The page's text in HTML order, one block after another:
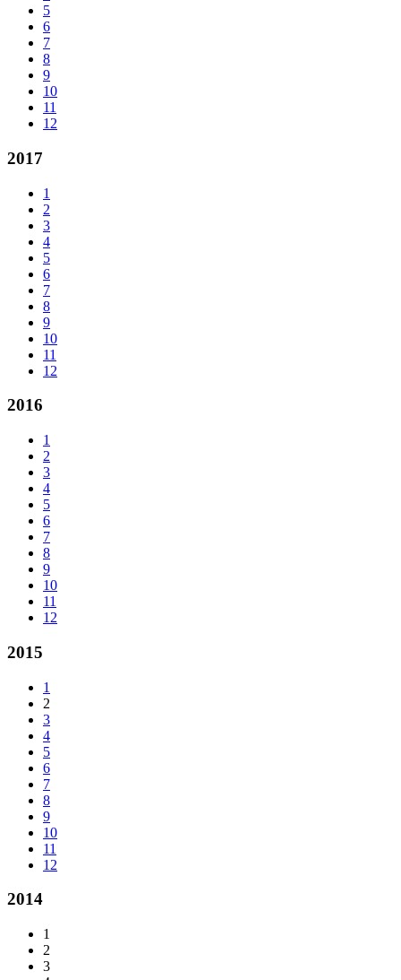
5
6
7
8
9
10
11
12
2017
1
2
3
4
5
6
7
8
9
10
11
12
2016
1
2
3
4
5
6
7
8
9
10
11
12
2015
1
2
3
4
5
6
7
8
9
10
11
12
2014
1
2
3